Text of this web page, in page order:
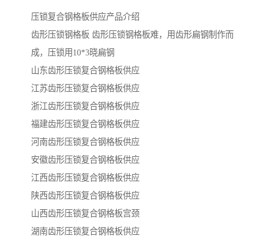
压锁复合钢格板供应产品介绍
齿形压锁钢格板 齿形压锁钢格板难，用齿形扁钢制作而
成，压锁用10*3晓扁钢
山东齿形压锁复合钢格板供应
江苏齿形压锁复合钢格板供应
浙江齿形压锁复合钢格板供应
福建齿形压锁复合钢格板供应
河南齿形压锁复合钢格板供应
安徽齿形压锁复合钢格板供应
江西齿形压锁复合钢格板供应
陕西齿形压锁复合钢格板供应
山西齿形压锁复合钢格板宫颈
湖南齿形压锁复合钢格板供应